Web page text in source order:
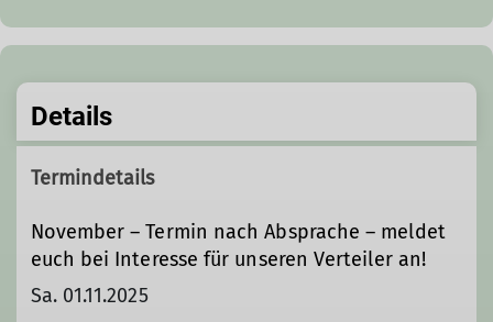
Details
Termindetails
November – Termin nach Absprache – meldet
euch bei Interesse für unseren Verteiler an!
Sa. 01.11.2025